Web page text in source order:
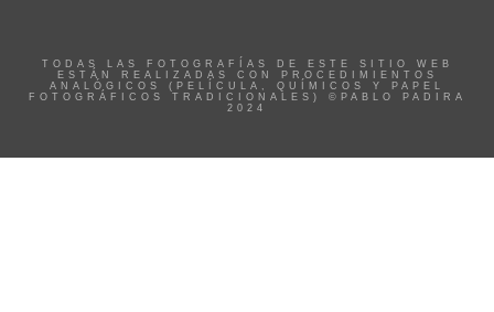
TODAS LAS FOTOGRAFÍAS DE ESTE SITIO WEB
ESTÁN REALIZADAS CON PROCEDIMIENTOS
ANALÓGICOS (PELÍCULA, QUÍMICOS Y PAPEL
FOTOGRÁFICOS TRADICIONALES) ©PABLO PADIRA
2024